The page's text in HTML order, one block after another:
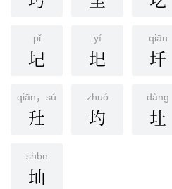
pǐ
圮
yí
圯
qiān
圲
qiān，sú
圱
zhuó
圴
dàng
圵
shbn
圸